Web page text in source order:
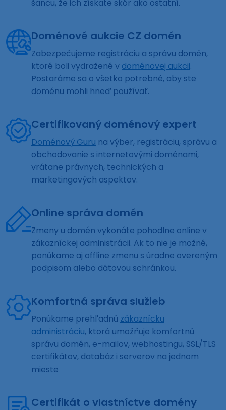
šancu, že ich získate skôr ako ostatní.
Doménové aukcie CZ domén
Zabezpečujeme registráciu a správu domén,
ktoré boli vydražené v doménovej aukcii.
Postaráme sa o všetko potrebné, aby ste
doménu mohli hneď používať.
Certifikovaný doménový expert
Doménový Guru na výber, registráciu, správu a
obchodovanie s internetovými doménami,
vrátane právnych, technických a
marketingových aspektov.
Online správa domén
Zmeny u domén vykonáte pohodlne online v
zákazníckej administrácii. Ak to nie je možné,
ponúkame aj offline zmenu s úradne overeným
podpisom alebo dátovou schránkou.
Komfortná správa služieb
Ponúkame prehľadnú zákaznícku
administráciu, ktorá umožňuje komfortnú
správu domén, e-mailov, webhostingu, SSL/TLS
certifikátov, databáz i serverov na jednom
mieste
Certifikát o vlastníctve domény